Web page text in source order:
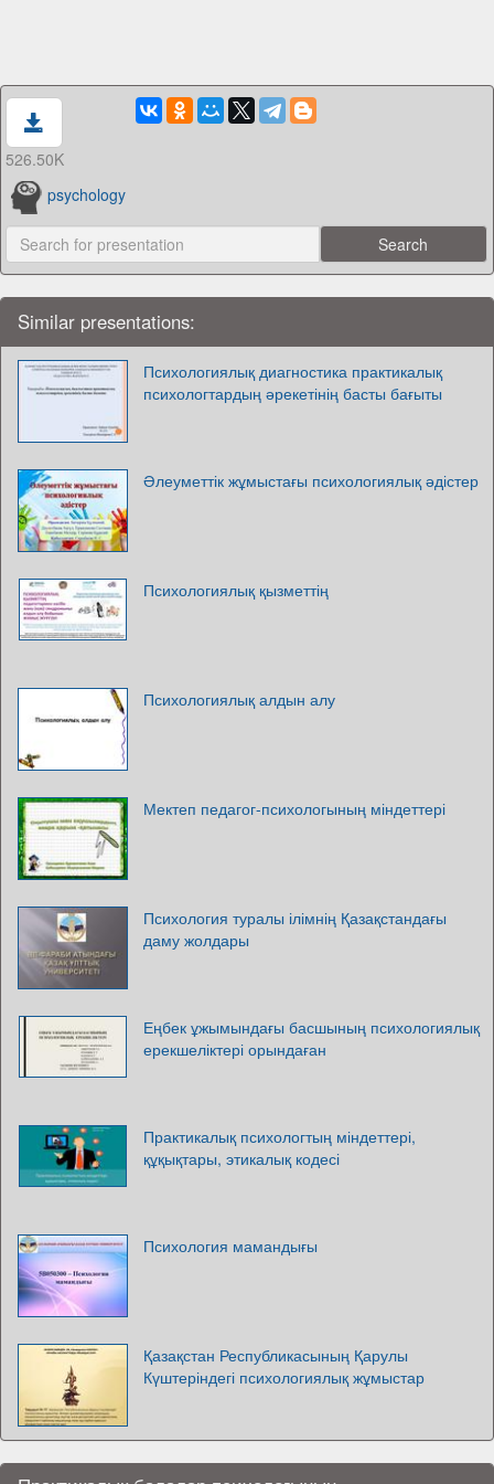
526.50K
psychology
Similar presentations:
Психологиялық диагностика практикалық
психологтардың әрекетінің басты бағыты
Әлеуметтік жұмыстағы психологиялық әдістер
Психологиялық қызметтің
Психологиялық алдын алу
Мектеп педагог-психологының міндеттері
Психология туралы ілімнің Қазақстандағы
даму жолдары
Еңбек ұжымындағы басшының психологиялық
ерекшеліктері орындаған
Практикалық психологтың міндеттері,
құқықтары, этикалық кодесі
Психология мамандығы
Қазақстан Республикасының Қарулы
Күштеріндегі психологиялық жұмыстар